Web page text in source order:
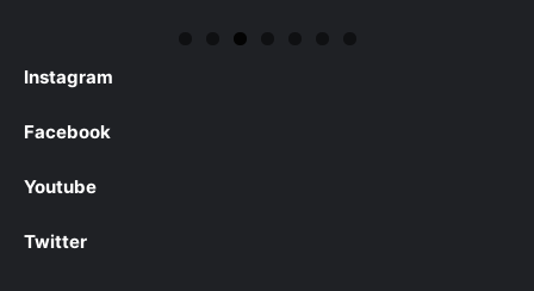
Instagram
Facebook
Youtube
Twitter